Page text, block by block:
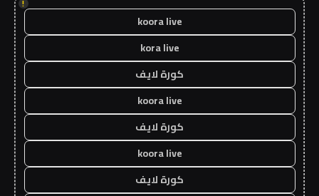
!
koora live
kora live
كورة لايف
koora live
كورة لايف
koora live
كورة لايف